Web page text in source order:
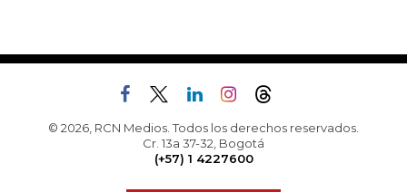
© 2026, RCN Medios. Todos los derechos reservados.
Cr. 13a 37-32, Bogotá
(+57) 1 4227600